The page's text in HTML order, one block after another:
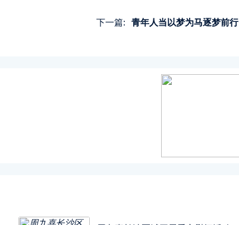
下一篇: 青年人当以梦为马逐梦前行